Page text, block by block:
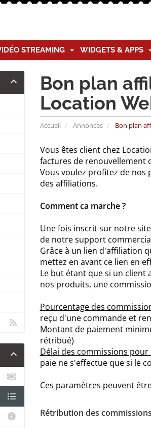
STREAMING WIDGETS & APPS
Bon plan
Location
Accueil Annonces Bon plan
Vous êtes client chez
factures de renouvellement
Vous voulez profitez de
des affiliations.
Comment ca marche ?
Une fois inscrit sur notre
de notresupport
Grâce à un lien d'affiliation
mettez en avant ce lien en
Le but étant que si un
nos produits, une
Pourcentage des
reçu d'une commande et
Montant de paiement
rétribué)
Délai des commissions pour
paie ne s'effectue que si le
Ces paramètres peuvent
Rétribution des